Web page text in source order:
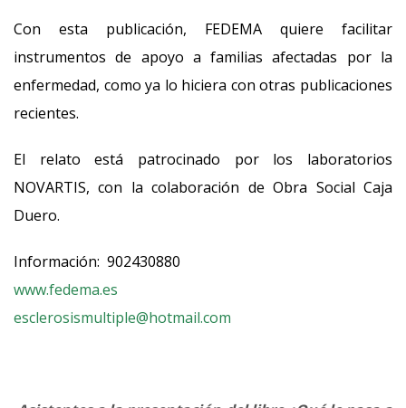
Con esta publicación, FEDEMA quiere facilitar
instrumentos de apoyo a familias afectadas por la
enfermedad, como ya lo hiciera con otras publicaciones
recientes.
El relato está patrocinado por los laboratorios
NOVARTIS, con la colaboración de Obra Social Caja
Duero.
Información: 902430880
www.fedema.es
esclerosismultiple@hotmail.com